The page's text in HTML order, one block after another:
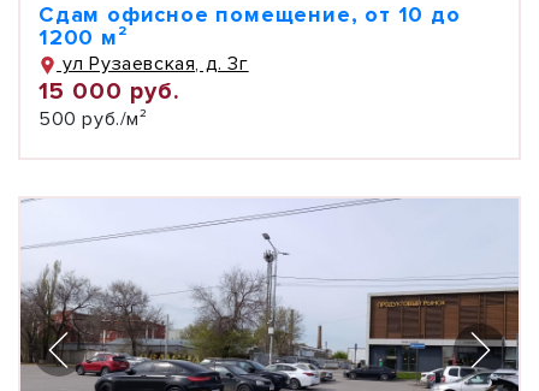
Сдам офисное помещение, от 10 до
1200 м²
ул Рузаевская, д. 3г
15 000 руб.
500 руб./м²